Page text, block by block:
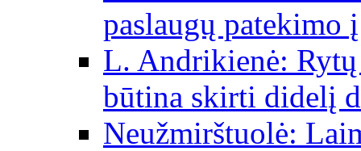
paslaugų
L. Andrikienė:
būtina skirti didelį
Neužmirštuolė: